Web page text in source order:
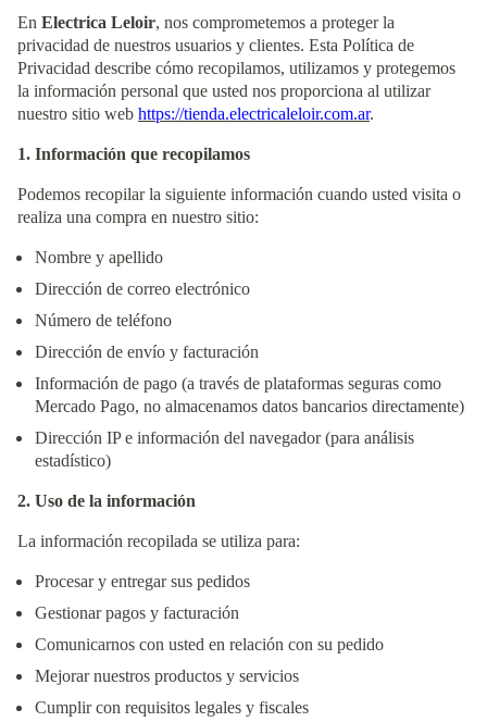
En Electrica Leloir, nos comprometemos a proteger la
privacidad de nuestros usuarios y clientes. Esta Política de
Privacidad describe cómo recopilamos, utilizamos y protegemos
la información personal que usted nos proporciona al utilizar
nuestro sitio web https://tienda.electricaleloir.com.ar.
1. Información que recopilamos
Podemos recopilar la siguiente información cuando usted visita o
realiza una compra en nuestro sitio:
Nombre y apellido
Dirección de correo electrónico
Número de teléfono
Dirección de envío y facturación
Información de pago (a través de plataformas seguras como
Mercado Pago, no almacenamos datos bancarios directamente)
Dirección IP e información del navegador (para análisis
estadístico)
2. Uso de la información
La información recopilada se utiliza para:
Procesar y entregar sus pedidos
Gestionar pagos y facturación
Comunicarnos con usted en relación con su pedido
Mejorar nuestros productos y servicios
Cumplir con requisitos legales y fiscales